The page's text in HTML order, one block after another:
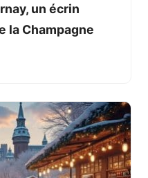
un écrin
la Champagne